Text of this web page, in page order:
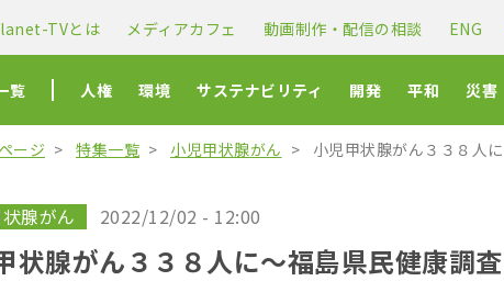
TVとは メディアカフェ 動画制作・配信の相談 ENG
覧 人権 環境 サステナビリティ 開発 平和 災害
ージ 特集一覧 小児甲状腺がん 小児甲状腺がん３３８人
腺がん 2022/12/02 - 12:00
状腺がん３３８人に〜福島県民健康調査